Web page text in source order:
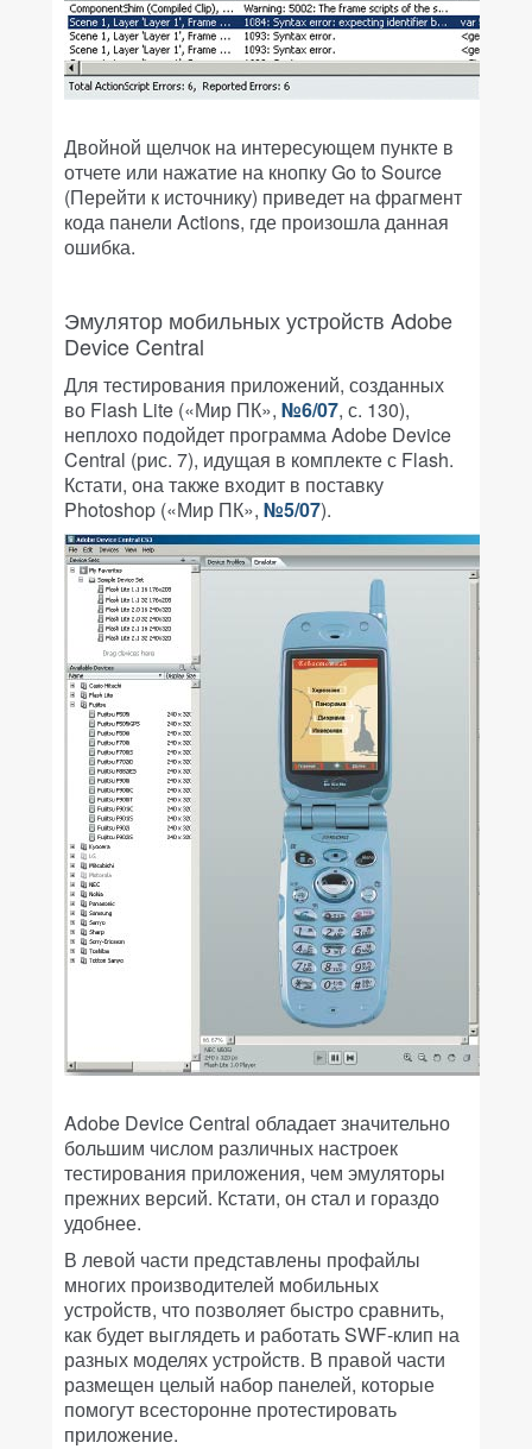
Двойной щелчок на интересующем пункте в
отчете или нажатие на кнопку Go to Source
(Перейти к источнику) приведет на фрагмент
кода панели Actions, где произошла данная
ошибка.
Эмулятор мобильных устройств Adobe
Device Central
Для тестирования приложений, созданных
во Flash Lite («Мир ПК», №6/07, с. 130),
неплохо подойдет программа Adobe Device
Central (рис. 7), идущая в комплекте с Flash.
Кстати, она также входит в поставку
Photoshop («Мир ПК», №5/07).
Adobe Device Central обладает значительно
большим числом различных настроек
тестирования приложения, чем эмуляторы
прежних версий. Кстати, он cтал и гораздо
удобнее.
В левой части представлены профайлы
многих производителей мобильных
устройств, что позволяет быстро сравнить,
как будет выглядеть и работать SWF-клип на
разных моделях устройств. В правой части
размещен целый набор панелей, которые
помогут всесторонне протестировать
приложение.